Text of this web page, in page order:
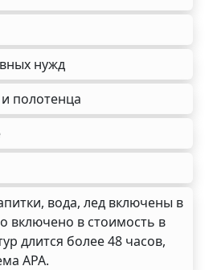
нужд
полотенца
вода, лед включены в
включено в стоимость в
длится более 48 часов,
APA.